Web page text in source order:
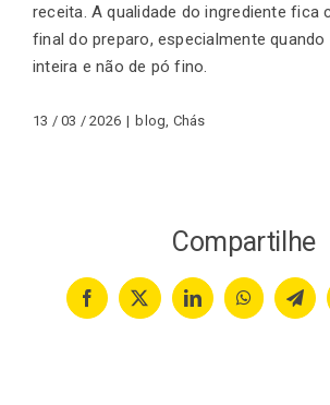
receita. A qualidade do ingrediente fica
final do preparo, especialmente
inteira e não de pó fino.
13 / 03 / 2026 | blog Chás
Compartilhe
Facebook
X LinkedInWhatsApp